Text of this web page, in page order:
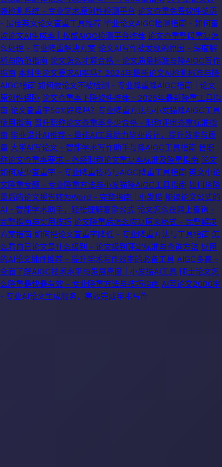
袭检测系统 - 专业学术原创性检测平台 论文查重免费软件英语
- 最佳英文论文查重工具推荐 毕业论文AIGC检测指南 - 如何查
询论文AI生成率 | 权威AIGC检测平台推荐 论文查重整段重复怎
么处理 - 专业降重解决方案 论文AI写作被发现的原因 - 深度解
析与防范指南 论文怎么才算合格 - 论文质量标准与降AIGC写作
指南 本科生论文要求AI率吗？2024年最新论文AI检测标准与降
AIGC指南 如何做论文不被检测 - 专业降重降AIGC指南 | 论文
原创性保障 论文查重率下降软件推荐 - 2025年最新降重工具指
南 论文查重率50%好降吗？专业降重方法与小发猫降AIGC工具
使用指南 晋升职称论文查重率多少合格 - 职称评审查重标准指
南 毕业设计AI推荐 - 最佳AI工具助力毕业设计，提升效率与质
量 大学AI写论文 - 智能学术写作助手与降AIGC工具指南 晋职
称论文查重率要求 - 各级职称论文重复率标准及降重指南 论文
如何减少查重率 - 专业降重技巧与AIGC降重工具指南 英文小论
文降重专题 - 专业降重方法与小发猫降AIGC工具指南 如何将降
重后的论文报告转为Word - 完整指南 | 小发猫 能读论文公式的
AI - 智能学术助手，轻松理解复杂公式 论文怎么在网上查询 -
完整指南与实用技巧 论文降重后怎么恢复原来格式 - 完整解决
方案指南 如何把论文查重率降低 - 专业降重方法与工具指南 怎
么看自己论文是什么级别 - 论文级别评定标准与查询方法 好用
的AI论文插件推荐 - 提升学术写作效率的必备工具 AIGC多高 -
全面了解AIGC技术水平与发展高度 | 小发猫AI工具 硕士论文怎
么降重最快最有效 - 专业降重方法与技巧指南 AI写论文2000字
- 专业AI论文生成服务，高效完成学术写作